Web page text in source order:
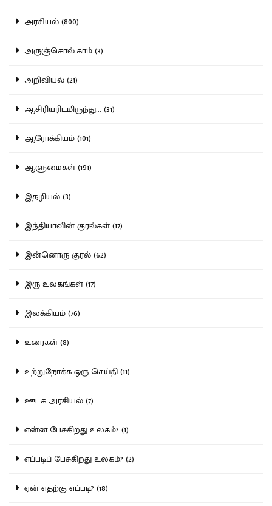
அரசியல் (800)
அருஞ்சொல்.காம் (3)
அறிவியல் (21)
ஆசிரியரிடமிருந்து... (31)
ஆரோக்கியம் (101)
ஆளுமைகள் (191)
இதழியல் (3)
இந்தியாவின் குரல்கள் (17)
இன்னொரு குரல் (62)
இரு உலகங்கள் (17)
இலக்கியம் (76)
உரைகள் (8)
உற்றுநோக்க ஒரு செய்தி (11)
ஊடக அரசியல் (7)
என்ன பேசுகிறது உலகம்? (1)
எப்படிப் பேசுகிறது உலகம்? (2)
ஏன் எதற்கு எப்படி? (18)